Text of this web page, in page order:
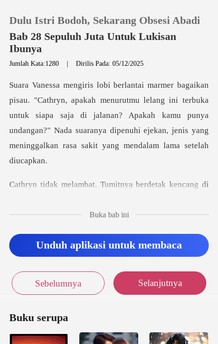
Pengisian Ulang
Riwayat Membaca
Keluar
Unduh Aplikasi
Dulu Istri Bodoh, Sekarang Obsesi Abadi
Bab 28 Sepuluh Juta Untuk Lukisan
Ibunya
Jumlah Kata:1280 |Dirilis Pada: 05/12/2025
elang ini terbuka
untuk siapa saja di jalanan? Apakah kamu punya
undangan?" Nada suaranya
mitnya berdetak kencang di
Buka bab ini
Unduh aplikasi untuk membaca
Sebelumnya Selanjutnya
Buku serupa